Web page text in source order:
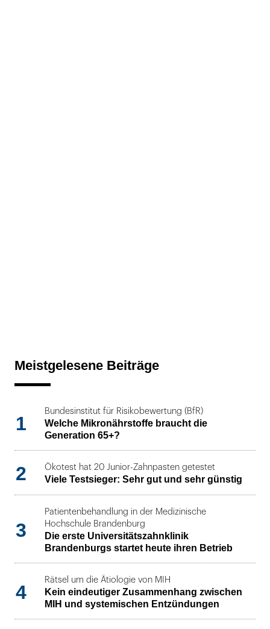
Meistgelesene Beiträge
1
Bundesinstitut für Risikobewertung (BfR)
Welche Mikronährstoffe braucht die
Generation 65+?
2 Ökotest hat 20 Junior-Zahnpasten getestet
Viele Testsieger: Sehr gut und sehr günstig
3
Patientenbehandlung in der Medizinische
Hochschule Brandenburg
Die erste Universitätszahnklinik
Brandenburgs startet heute ihren Betrieb
4
Rätsel um die Ätiologie von MIH
Kein eindeutiger Zusammenhang zwischen
MIH und systemischen Entzündungen